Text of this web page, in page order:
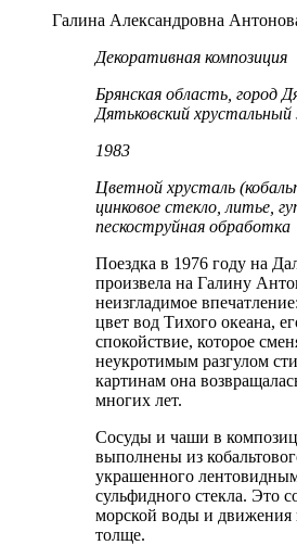
Галина Александровна
Декоративная композиция
Брянская область, город
Дятьковский хрустальный
1983
Цветной хрусталь
цинковое стекло, литье,
пескоструйная обработка
Поездка в 1976 году на
произвела на Галину
неизгладимое
цвет вод Тихого океана,
спокойствие, которое
неукротимым разгулом
картинам она
многих лет.
Сосуды и чаши в
выполнены из
украшенного
сульфидного стекла. Это
морской воды и движения
толще.